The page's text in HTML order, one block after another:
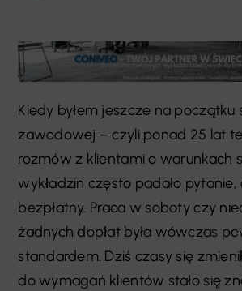
Kiedy byłem jeszcze na
zawodowej – czyli ponad 25 lat
rozmów z klientami o warunkach
wykładzin często padało
bezpłatny. Praca w soboty czy
żadnych dopłat była wówczas
standardem. Dziś czasy się
do wymagań klientów stało się